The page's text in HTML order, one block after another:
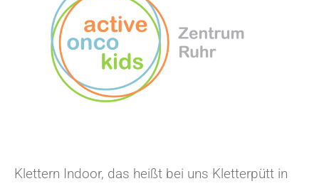
Klettern Indoor, das heißt bei uns Kletterpütt in